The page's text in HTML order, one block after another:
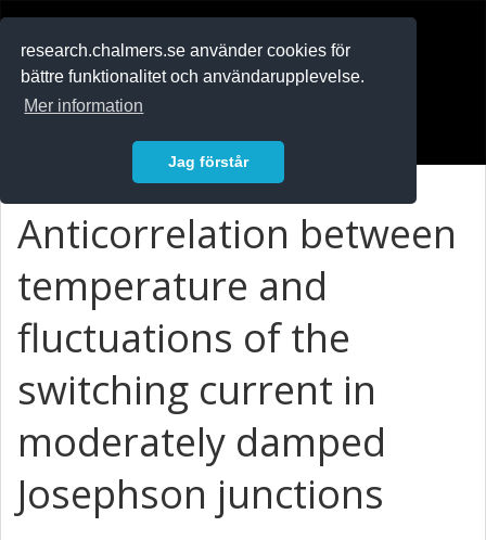
research.chalmers.se använder cookies för
bättre funktionalitet och användarupplevelse.
Mer information
Jag förstår
Anticorrelation between
temperature and
fluctuations of the
switching current in
moderately damped
Josephson junctions